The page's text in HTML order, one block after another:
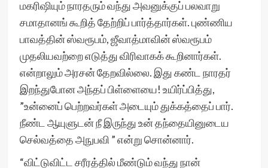
மகரிஷியும் நாரதரும் வந்து அவனுக்குப் பலவாறு
சமாதானங் கூறித் தேற்றிப் பார்த்தார்கள். புண்ணிய
பாவத்தின் ஸ்வரூபம், ஜீவாத்மாவின் ஸ்வரூபம்
முதலியவற்றை எடுத்து விரிவாகக் கூறினார்கள்.
என்றாலும் அரசன் தேறவில்லை. இது கண்ட நாரதர்
இறந்துபோன அந்தப் பிள்ளையை! உயிர்ப்பித்து,
”உன்னைப் பெற்றவர்கள் அடையும் துக்கத்தைப் பார்.
நீண்ட ஆயுளுடன் நீ இருந்து உன் தந்தையினுடைய
செல்வத்தை அநுபவி ” என்று சொன்னார்.
“விட்டுவிட்ட சரீரத்தில் மீண்டும் வந்து நான்